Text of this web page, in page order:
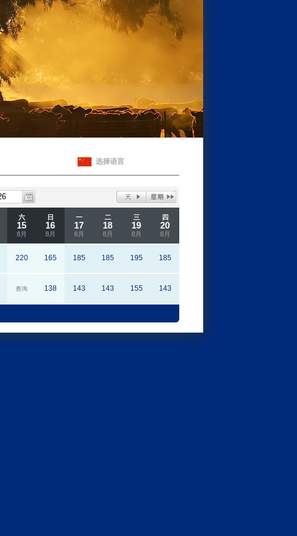
选择语言
六
15
8月
日
16
8月
一
17
8月
二
18
8月
三
19
8月
四
20
8月
220 165 185 185 195 185
查询 138 143 143 155 143